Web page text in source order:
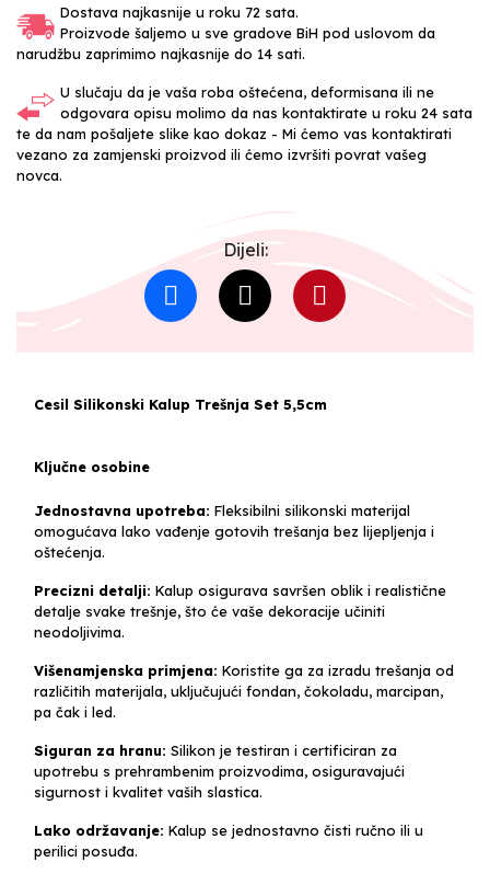
Dostava najkasnije u roku 72 sata.
Proizvode šaljemo u sve gradove BiH pod uslovom da
narudžbu zaprimimo najkasnije do 14 sati.
U slučaju da je vaša roba oštećena, deformisana ili ne
odgovara opisu molimo da nas kontaktirate u roku 24 sata
te da nam pošaljete slike kao dokaz - Mi ćemo vas kontaktirati
vezano za zamjenski proizvod ili ćemo izvršiti povrat vašeg
novca.
Dijeli:
Cesil Silikonski Kalup Trešnja Set 5,5cm
Ključne osobine
Jednostavna upotreba: Fleksibilni silikonski materijal
omogućava lako vađenje gotovih trešanja bez lijepljenja i
oštećenja.
Precizni detalji: Kalup osigurava savršen oblik i realistične
detalje svake trešnje, što će vaše dekoracije učiniti
neodoljivima.
Višenamjenska primjena: Koristite ga za izradu trešanja od
različitih materijala, uključujući fondan, čokoladu, marcipan,
pa čak i led.
Siguran za hranu: Silikon je testiran i certificiran za
upotrebu s prehrambenim proizvodima, osiguravajući
sigurnost i kvalitet vaših slastica.
Lako održavanje: Kalup se jednostavno čisti ručno ili u
perilici posuđa.